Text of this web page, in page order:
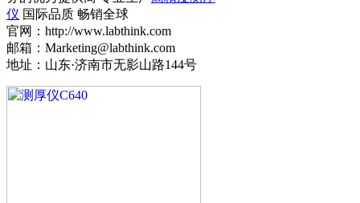
仪 国际品质 畅销全球
官网：http://www.labthink.com
邮箱：Marketing@labthink.com
地址：山东·济南市无影山路144号